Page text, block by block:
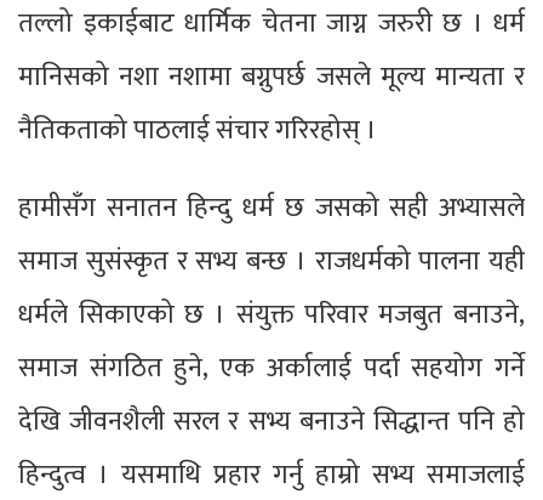
तल्लो इकाईबाट धार्मिक चेतना जाग्न जरुरी छ । धर्म
मानिसको नशा नशामा बग्नुपर्छ जसले मूल्य मान्यता र
नैतिकताको पाठलाई संचार गरिरहोस् ।
हामीसँग सनातन हिन्दु धर्म छ जसको सही अभ्यासले
समाज सुसंस्कृत र सभ्य बन्छ । राजधर्मको पालना यही
धर्मले सिकाएको छ । संयुक्त परिवार मजबुत बनाउने,
समाज संगठित हुने, एक अर्कालाई पर्दा सहयोग गर्ने
देखि जीवनशैली सरल र सभ्य बनाउने सिद्धान्त पनि हो
हिन्दुत्व । यसमाथि प्रहार गर्नु हाम्रो सभ्य समाजलाई